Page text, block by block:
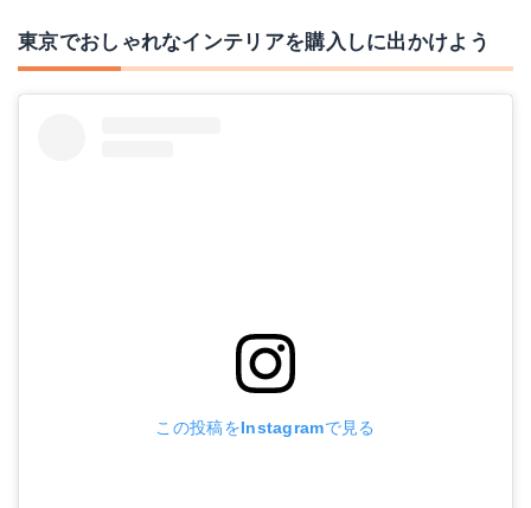
東京でおしゃれなインテリアを購入しに出かけよう
この投稿をInstagramで見る